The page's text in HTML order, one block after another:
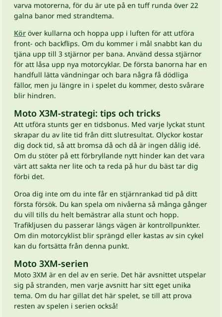
varva motorerna, för du är ute på en tuff runda över 22
galna banor med strandtema.
Kör över kullarna och hoppa upp i luften för att utföra
front- och backflips. Om du kommer i mål snabbt kan du
tjäna upp till 3 stjärnor per bana. Använd dessa stjärnor
för att låsa upp nya motorcyklar. De första banorna har en
handfull lätta vändningar och bara några få dödliga
fällor, men ju längre in i spelet du kommer, desto svårare
blir hindren.
Moto X3M-strategi: tips och tricks
Att utföra stunts ger en tidsbonus. Med varje lyckat stunt
skrapar du av lite tid från ditt slutresultat. Olyckor kostar
dig dock tid, så att bromsa då och då är ingen dålig idé.
Om du stöter på ett förbryllande nytt hinder kan det vara
värt att sakta ner lite och ta reda på hur du bäst tar dig
förbi det.
Oroa dig inte om du inte får en stjärnrankad tid på ditt
första försök. Du kan spela om nivåerna så många gånger
du vill tills du helt bemästrar alla stunt och hopp.
Trafikljusen du passerar längs vägen är kontrollpunkter.
Om din motorcyklist blir sprängd eller kastas av sin cykel
kan du fortsätta från denna punkt.
Moto 3XM-serien
Moto 3XM är en del av en serie. Det här avsnittet utspelar
sig på stranden, men varje avsnitt har sitt eget unika
tema. Om du har gillat det här spelet, se till att prova
resten av spelen i serien också!